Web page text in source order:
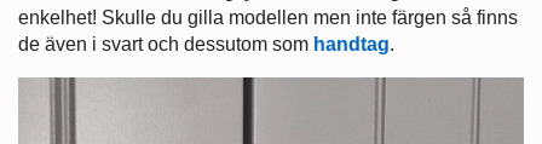
enkelhet! Skulle du gilla modellen men inte färgen så finns
de även i svart och dessutom som handtag.